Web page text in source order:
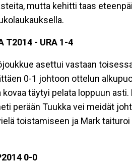
mutta kehitti taas
T2014 - URA 1-4
asettui vastaan
0-1 johtoon ottelun
täytyi pelata loppuun
perään Tuukka vei meidät
toistamiseen ja Mark
0-0